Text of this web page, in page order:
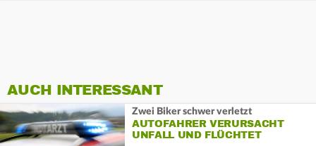
AUCH INTERESSANT
Zwei Biker schwer verletzt
AUTOFAHRER VERURSACHT
UNFALL UND FLÜCHTET